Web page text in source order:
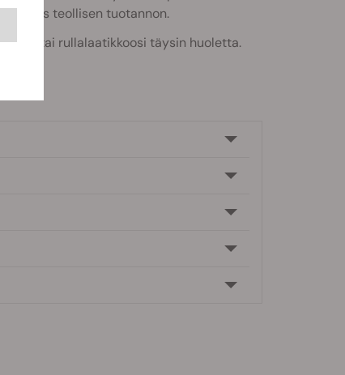
lähes teollisen tuotannon.
tai rullalaatikkoosi täysin huoletta.